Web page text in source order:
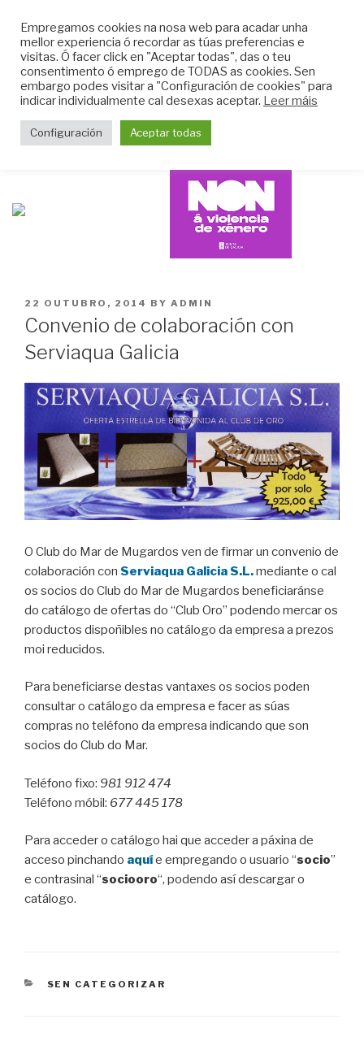
content
CLUB DO MAR DE
MUGARDOS
Web do Club do Mar de Mugardos
POSTED
ON
22 OUTUBRO, 2014 BY ADMIN
Convenio de colaboración con
Serviaqua Galicia
O Club do Mar de Mugardos ven de firmar un convenio de
colaboración con Serviaqua Galicia S.L.mediante o cal
os socios do Club do Mar de Mugardos beneficiaránse
do catálogo de ofertas do “Club Oro” podendo mercar os
productos dispoñibles no catálogo da empresa a prezos
moi reducidos.
Para beneficiarse destas vantaxes os socios poden
consultar o catálogo da empresa e facer as súas
compras no teléfono da empresa indicando que son
socios do Club do Mar.
Teléfono fixo: 981 912 474
Teléfono móbil: 677 445 178
Para acceder o catálogo hai que acceder a páxina de
acceso pinchando aquíe empregando o usuario “socio”
e contrasinal “sociooro“, podendo así descargar o
catálogo.
CATEGORIES
SEN CATEGORIZAR
Empregamos cookies na nosa web para acadar unha
mellor experiencia ó recordar as túas preferencias e
visitas. Ó facer click en "Aceptar todas", das o teu
consentimento ó emprego de TODAS as cookies. Sen
embargo podes visitar a "Configuración de cookies" para
indicar individualmente cal desexas aceptar. Leer máis
Configuración Aceptar todas